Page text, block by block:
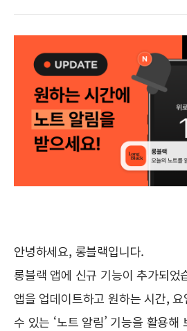
안녕하세요, 롱블랙입니다.
롱블랙 앱에 신규 기능이 추가되었
앱을 업데이트하고 원하는 시간,
수 있는 ‘노트 알림’ 기능을 활용해